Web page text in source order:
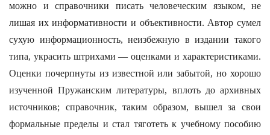
можно и справочники писать человеческим языком, не
лишая их информативности и объективности. Автор сумел
сухую информационность, неизбежную в издании такого
типа, украсить штрихами — оценками и характеристиками.
Оценки почерпнуты из известной или забытой, но хорошо
изученной Пружанским литературы, вплоть до архивных
источников; справочник, таким образом, вышел за свои
формальные пределы и стал тяготеть к учебному пособию